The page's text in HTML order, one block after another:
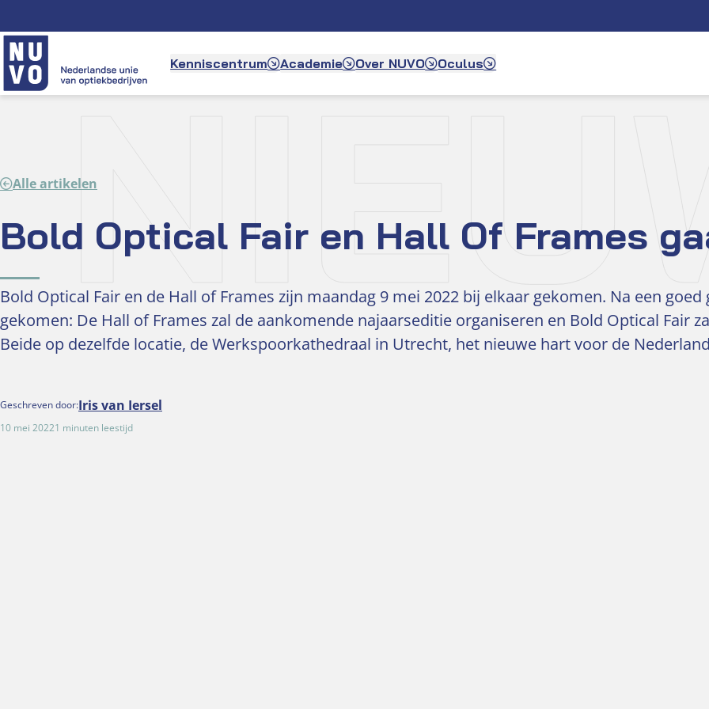
naar
de
inhoud
Kenniscentrum Academie Over NUVO Oculus
Alle artikelen
Bold Optical Fair en Hall Of Frames
Bold Optical Fair en de Hall of Frames zijn maandag 9 mei 2022 bij elkaar gekomen. Na een
gekomen: De Hall of Frames zal de aankomende najaarseditie organiseren en Bold Optical Fair
Beide op dezelfde locatie, de Werkspoorkathedraal in Utrecht, het nieuwe hart voor de
Geschreven door:Iris van Iersel
10 mei 20221 minuten leestijd